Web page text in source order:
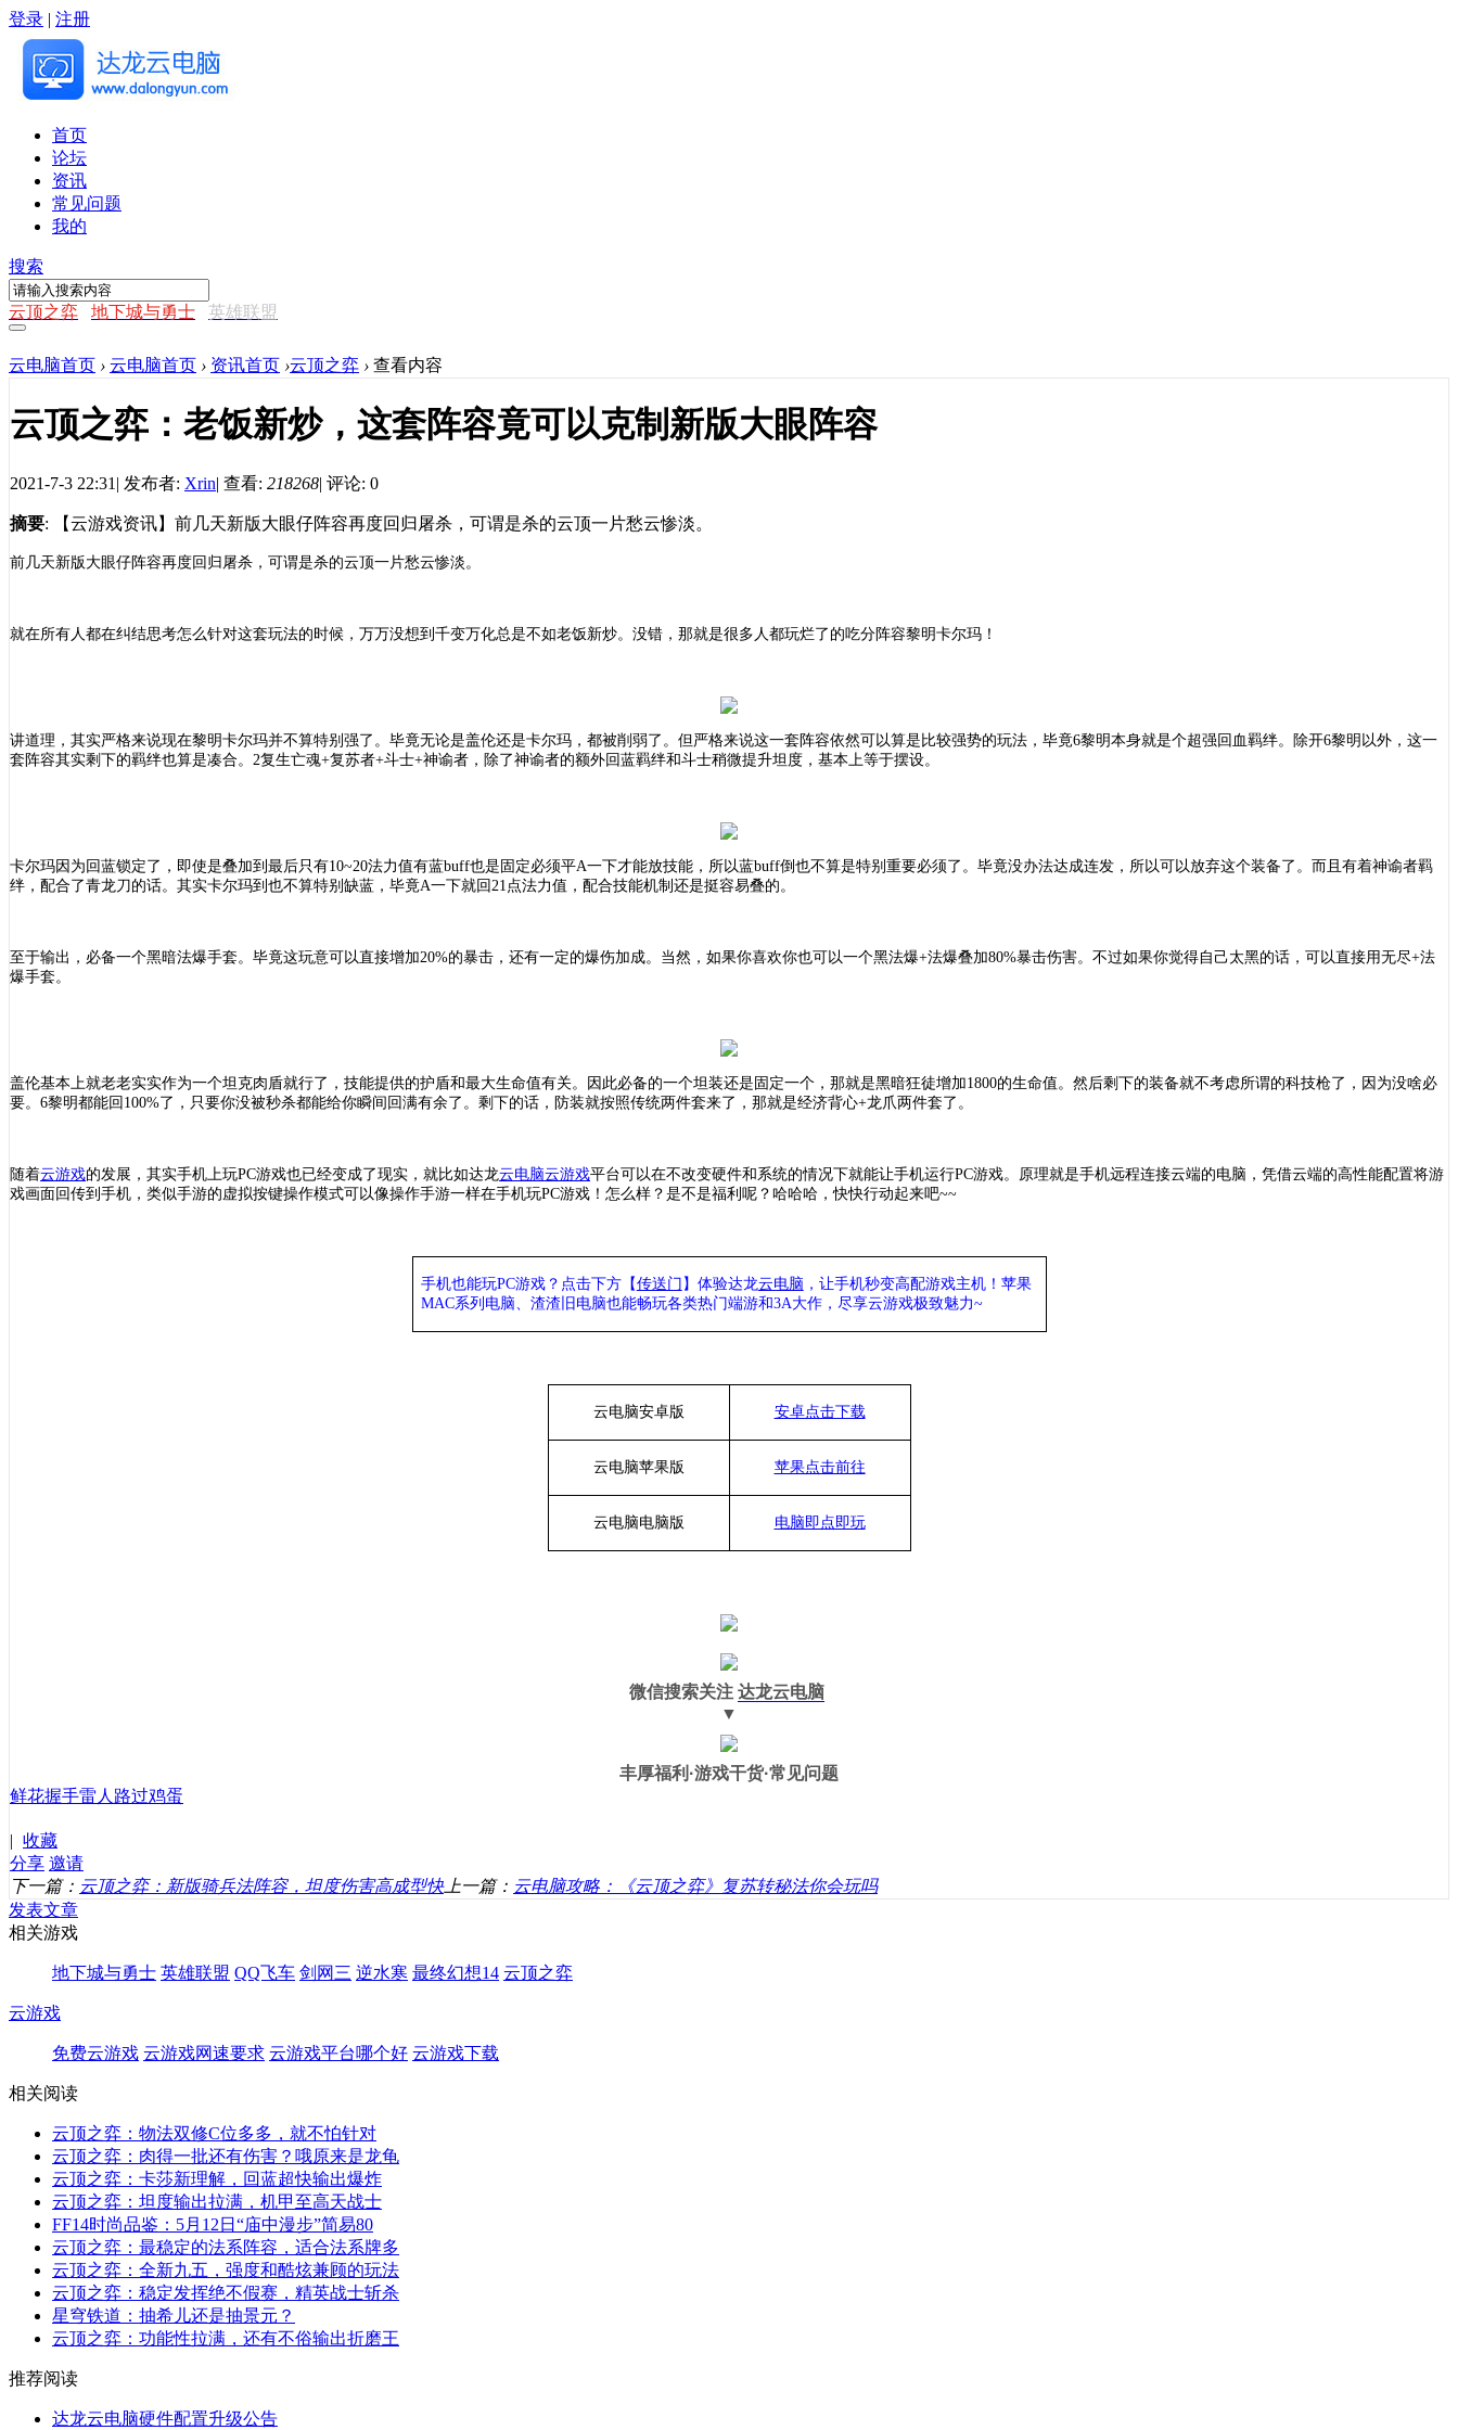
登录 | 注册
首页
论坛
资讯
常见问题
我的
搜索
云顶之弈 地下城与勇士 英雄联盟
云电脑首页 › 云电脑首页 › 资讯首页 ›云顶之弈 › 查看内容
云顶之弈：老饭新炒，这套阵容竟可以克制新版大眼阵容
2021-7-3 22:31 | 发布者: Xrin| 查看: 218268| 评论: 0
摘要: 【云游戏资讯】前几天新版大眼仔阵容再度回归屠杀，可谓是杀的云顶一片愁云惨淡。
前几天新版大眼仔阵容再度回归屠杀，可谓是杀的云顶一片愁云惨淡。
就在所有人都在纠结思考怎么针对这套玩法的时候，万万没想到千变万化总是不如老饭新炒。没错，那就是很多人都玩烂了的吃分阵容黎明卡尔玛！
讲道理，其实严格来说现在黎明卡尔玛并不算特别强了。毕竟无论是盖伦还是卡尔玛，都被削弱了。但严格来说这一套阵容依然可以算是比较强势的玩法，毕竟6黎明本身就是个超强回血羁绊。除开6黎明以外，这一
套阵容其实剩下的羁绊也算是凑合。2复生亡魂+复苏者+斗士+神谕者，除了神谕者的额外回蓝羁绊和斗士稍微提升坦度，基本上等于摆设。
卡尔玛因为回蓝锁定了，即使是叠加到最后只有10~20法力值有蓝buff也是固定必须平A一下才能放技能，所以蓝buff倒也不算是特别重要必须了。毕竟没办法达成连发，所以可以放弃这个装备了。而且有着神谕者羁
绊，配合了青龙刀的话。其实卡尔玛到也不算特别缺蓝，毕竟A一下就回21点法力值，配合技能机制还是挺容易叠的。
至于输出，必备一个黑暗法爆手套。毕竟这玩意可以直接增加20%的暴击，还有一定的爆伤加成。当然，如果你喜欢你也可以一个黑法爆+法爆叠加80%暴击伤害。不过如果你觉得自己太黑的话，可以直接用无尽+法
爆手套。
盖伦基本上就老老实实作为一个坦克肉盾就行了，技能提供的护盾和最大生命值有关。因此必备的一个坦装还是固定一个，那就是黑暗狂徒增加1800的生命值。然后剩下的装备就不考虑所谓的科技枪了，因为没啥必
要。6黎明都能回100%了，只要你没被秒杀都能给你瞬间回满有余了。剩下的话，防装就按照传统两件套来了，那就是经济背心+龙爪两件套了。
随着云游戏的发展，其实手机上玩PC游戏也已经变成了现实，就比如达龙云电脑云游戏平台可以在不改变硬件和系统的情况下就能让手机运行PC游戏。原理就是手机远程连接云端的电脑，凭借云端的高性能配置将游
戏画面回传到手机，类似手游的虚拟按键操作模式可以像操作手游一样在手机玩PC游戏！怎么样？是不是福利呢？哈哈哈，快快行动起来吧~~
手机也能玩PC游戏？点击下方【传送门 】 体验达龙云电脑 ，让手机秒变高配游戏主机！苹果
MAC系列电脑、 渣渣旧电脑也能畅玩各类热门端游和3A大作， 尽享云游戏极致魅力~
云电脑安卓版 安卓点击下载
云电脑苹果版 苹果点击前往
云电脑电脑版 电脑即点即玩
微信搜索关注 达龙云电脑
▼
丰厚福利 ·游戏干货·常见问题
鲜花握手雷人 路过鸡蛋
| 收藏
分享 邀请
下一篇： 云顶之弈：新版骑兵法阵容，坦度伤害高成型快上一篇： 云电脑攻略：《云顶之弈》复苏转秘法你会玩吗
发表文章
相关游戏
地下城与勇士 英雄联盟 QQ飞车 剑网三 逆水寒 最终幻想14 云顶之弈
云游戏
免费云游戏 云游戏网速要求 云游戏平台哪个好 云游戏下载
相关阅读
云顶之弈：物法双修C位多多，就不怕针对
云顶之弈：肉得一批还有伤害？哦原来是龙龟
云顶之弈：卡莎新理解，回蓝超快输出爆炸
云顶之弈：坦度输出拉满，机甲至高天战士
FF14时尚品鉴：5月12日“庙中漫步”简易80
云顶之弈：最稳定的法系阵容，适合法系牌多
云顶之弈：全新九五，强度和酷炫兼顾的玩法
云顶之弈：稳定发挥绝不假赛，精英战士斩杀
星穹铁道：抽希儿还是抽景元？
云顶之弈：功能性拉满，还有不俗输出折磨王
推荐阅读
达龙云电脑硬件配置升级公告